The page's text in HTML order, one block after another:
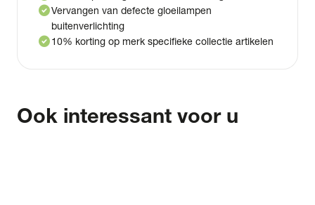
check_circleVervangen van defecte gloeilampen
buitenverlichting
check_circle10% korting op merk specifieke collectie artikelen
Ook interessant voor u